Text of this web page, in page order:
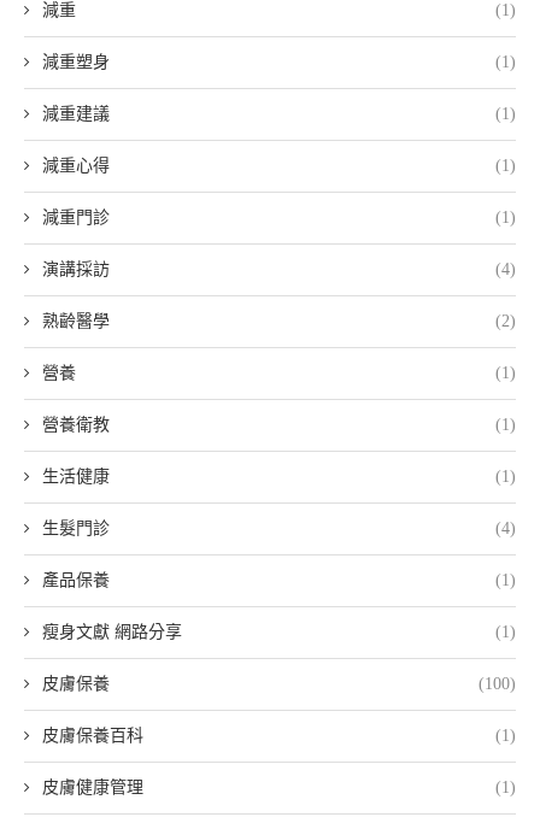
減重 (1)
減重塑身 (1)
減重建議 (1)
減重心得 (1)
減重門診 (1)
演講採訪 (4)
熟齡醫學 (2)
營養 (1)
營養衛教 (1)
生活健康 (1)
生髮門診 (4)
產品保養 (1)
瘦身文獻 網路分享 (1)
皮膚保養 (100)
皮膚保養百科 (1)
皮膚健康管理 (1)